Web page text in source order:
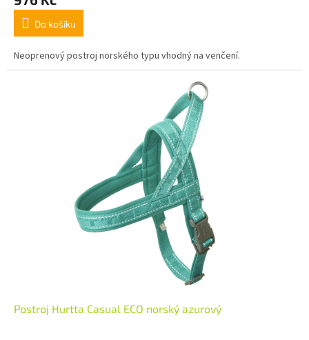
Do košíku
Neoprenový postroj norského typu vhodný na venčení.
Postroj Hurtta Casual ECO norský azurový